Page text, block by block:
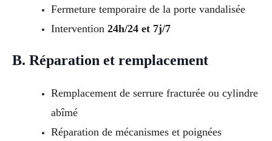
Fermeture temporaire de la porte vandalisée
Intervention 24h/24 et 7j/7
B. Réparation et remplacement
Remplacement de serrure fracturée ou cylindre
abîmé
Réparation de mécanismes et poignées